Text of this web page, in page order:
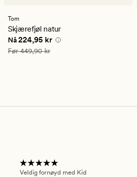
en
gjennomsnittlig
vurdering
på
4.5
Tom
Skjærefjøl natur
Nåværende pris
Nå224,95 kr
Vanlig pris 449,90 kr
Før449,90 kr
Veldig fornøyd med Kid